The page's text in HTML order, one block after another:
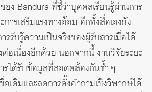
อง Bandura ที่ชี้ว่าบุคคลเรียนรู้ผ่านการ
ารเสริมแรงทางอ้อม อีกทั้งสื่อเองยัง
รับรู้ความเป็นจริงของผู้รับสารเมื่อได้
อเนื่องอีกด้วย นอกจากนี้ งานวิจัยระยะ
รได้รับข้อมูลที่สอดคล้องกันซ้ำ ๆ
อเดิมและลดการตั้งคำถามเชิงวิพากษ์ได้